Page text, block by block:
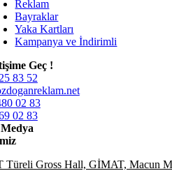
Reklam
Bayraklar
Yaka Kartları
Kampanya ve İndirimli
Geç !
83 52
02 83
02 83
Türeli Gross Hall, GİMAT, Macun